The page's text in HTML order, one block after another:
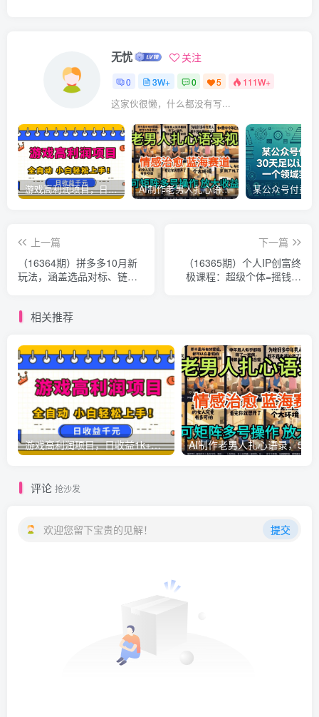
无忧 关注
0 3W+ 0 5 111W+
这家伙很懒，什么都没有写...
游戏高利润项目，日收益1k+，全自动，无需值守，解放双手，小白轻松上手【揭秘】 AI制作老男人扎心语录，5分钟一条，操作简单，流量非常大，保姆级教程
上一篇
（16364期）拼多多10月新
玩法，涵盖选品对标、链接
下一篇
（16365期）个人IP创富终
极课程：超级个体=摇钱树
相关推荐
游戏高利润项目，日收益1k+，全自动，无需值守，解放双手，小白轻松上手【揭秘】
评论 抢沙发
欢迎您留下宝贵的见解！ 提交